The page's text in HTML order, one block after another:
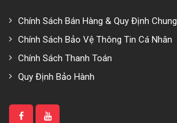
Chính Sách Bán Hàng & Quy Định Chung
Chính Sách Bảo Vệ Thông Tin Cá Nhân
Chính Sách Thanh Toán
Quy Định Bảo Hành